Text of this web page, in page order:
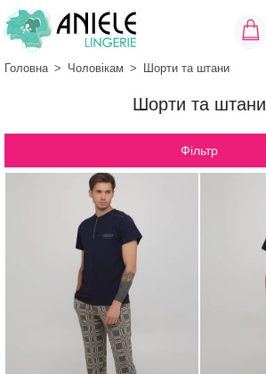
Головна > Чоловікам > Шорти та штани
Шорти та штани
Фільтр